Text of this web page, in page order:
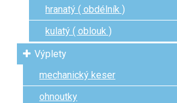
hranatý ( obdélník )
kulatý ( oblouk )
Výplety
mechanický keser
ohnoutky